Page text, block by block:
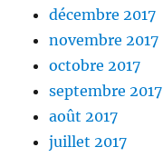
décembre 2017
novembre 2017
octobre 2017
septembre 2017
août 2017
juillet 2017